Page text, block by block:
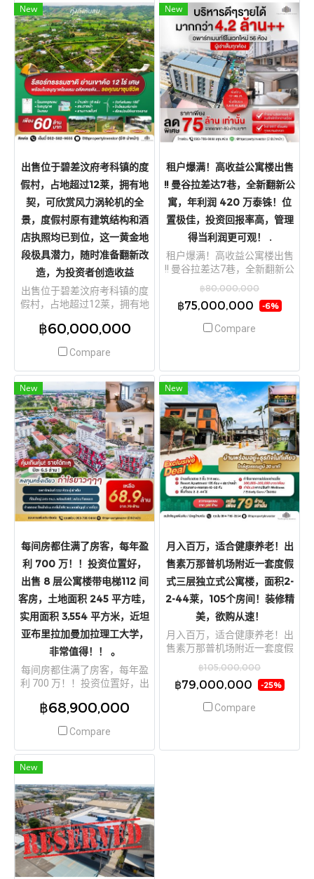
区和就业区的中心地带，实属
难得！
New
出售位于碧差汶府考科镇的度
假村，占地超过12莱，拥有地
契，可欣赏风力涡轮机的全
景，度假村原有建筑结构和酒
店执照均已到位，这一黄金地
段极具潜力，随时准备翻新改
造，为投资者创造收益
出售位于碧差汶府考科镇的度
假村，占地超过12莱，拥有地
景，度假村原有建筑结构和酒
段极具潜力，随时准备翻新改
造，为投资者创造收益
฿60,000,000
Compare
New
租户爆满！高收益公寓楼出售
!! 曼谷拉差达7巷，全新翻新公
寓，年利润 420 万泰铢！位
置极佳，投资回报率高，管理
得当利润更可观！ .
租户爆满！高收益公寓楼出售
!! 曼谷拉差达7巷，全新翻新公
极佳，投资回报率高，管理得
当利润更可观！ .
฿80,000,000
฿75,000,000 -6%
Compare
New
每间房都住满了房客，每年盈
利 700 万！！投资位置好，
出售 8 层公寓楼带电梯112 间
客房，土地面积 245 平方哇，
实用面积 3,554 平方米，近坦
亚布里拉加曼加拉理工大学，
非常值得！！ 。
每间房都住满了房客，每年盈
利 700 万！！投资位置好，出
房，土地面积 245 平方哇，实
布里拉加曼加拉理工大学，非
常值得！！
฿68,900,000
Compare
New
月入百万，适合健康养老！出
售素万那普机场附近一套度假
式三层独立式公寓楼，面积2-
2-44莱，105个房间！装修精
美，欲购从速！
月入百万，适合健康养老！出
售素万那普机场附近一套度假
2-44莱，105个房间！装修精
美，欲购从速！
฿105,000,000
฿79,000,000 -25%
Compare
New